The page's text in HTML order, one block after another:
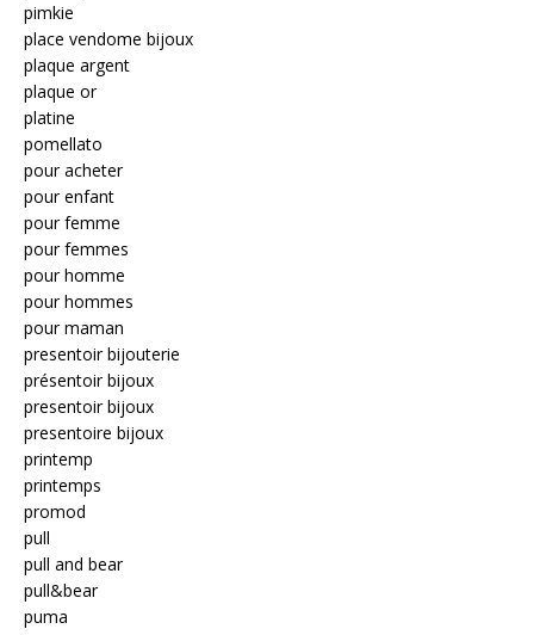
pimkie
place vendome bijoux
plaque argent
plaque or
platine
pomellato
pour acheter
pour enfant
pour femme
pour femmes
pour homme
pour hommes
pour maman
presentoir bijouterie
présentoir bijoux
presentoir bijoux
presentoire bijoux
printemp
printemps
promod
pull
pull and bear
pull&bear
puma